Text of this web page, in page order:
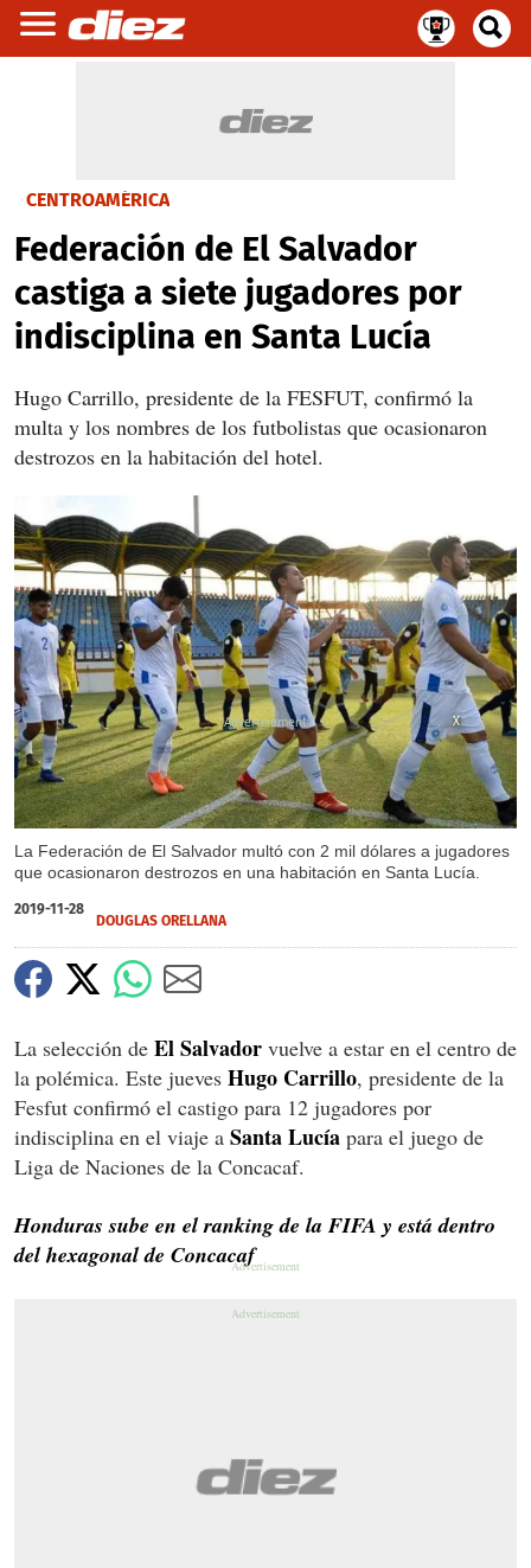
CENTROAMÉRICA
Federación de El Salvador
castiga a siete jugadores por
indisciplina en Santa Lucía
Hugo Carrillo, presidente de la FESFUT, confirmó la
multa y los nombres de los futbolistas que ocasionaron
destrozos en la habitación del hotel.
La Federación de El Salvador multó con 2 mil dólares a jugadores
que ocasionaron destrozos en una habitación en Santa Lucía.
X
X
2019-11-28
DOUGLAS ORELLANA
La selección de El Salvador vuelve a estar en el centro de
la polémica. Este jueves Hugo Carrillo, presidente de la
Fesfut confirmó el castigo para 12 jugadores por
indisciplina en el viaje a Santa Lucía para el juego de
Liga de Naciones de la Concacaf.
Honduras sube en el ranking de la FIFA y está dentro
del hexagonal de Concacaf